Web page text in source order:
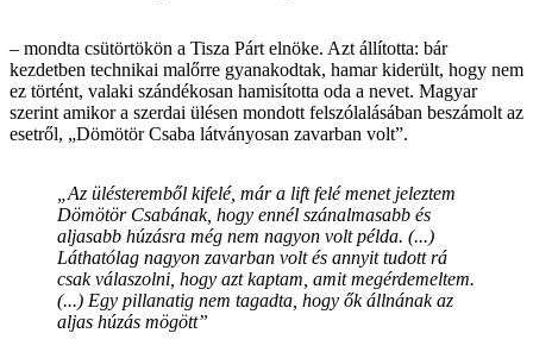
– mondta csütörtökön a Tisza Párt elnöke. Azt állította: bár
kezdetben technikai malőrre gyanakodtak, hamar kiderült, hogy nem
ez történt, valaki szándékosan hamisította oda a nevet. Magyar
szerint amikor a szerdai ülésen mondott felszólalásában beszámolt az
esetről, „Dömötör Csaba látványosan zavarban volt”.
„Az ülésteremből kifelé, már a lift felé menet jeleztem
Dömötör Csabának, hogy ennél szánalmasabb és
aljasabb húzásra még nem nagyon volt példa. (...)
Láthatólag nagyon zavarban volt és annyit tudott rá
csak válaszolni, hogy azt kaptam, amit megérdemeltem.
(...) Egy pillanatig nem tagadta, hogy ők állnának az
aljas húzás mögött”